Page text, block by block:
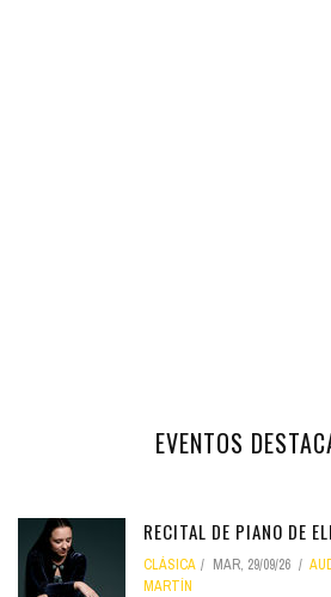
EVENTOS
RECITAL DE PIANO DE
CLÁSICA MAR, 29/09/26
MARTÍN